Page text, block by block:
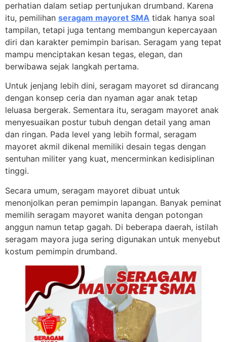
perhatian dalam setiap pertunjukan drumband. Karena
itu, pemilihan seragam mayoret SMA tidak hanya soal
tampilan, tetapi juga tentang membangun kepercayaan
diri dan karakter pemimpin barisan. Seragam yang tepat
mampu menciptakan kesan tegas, elegan, dan
berwibawa sejak langkah pertama.
Untuk jenjang lebih dini, seragam mayoret sd dirancang
dengan konsep ceria dan nyaman agar anak tetap
leluasa bergerak. Sementara itu, seragam mayoret anak
menyesuaikan postur tubuh dengan detail yang aman
dan ringan. Pada level yang lebih formal, seragam
mayoret akmil dikenal memiliki desain tegas dengan
sentuhan militer yang kuat, mencerminkan kedisiplinan
tinggi.
Secara umum, seragam mayoret dibuat untuk
menonjolkan peran pemimpin lapangan. Banyak peminat
memilih seragam mayoret wanita dengan potongan
anggun namun tetap gagah. Di beberapa daerah, istilah
seragam mayora juga sering digunakan untuk menyebut
kostum pemimpin drumband.